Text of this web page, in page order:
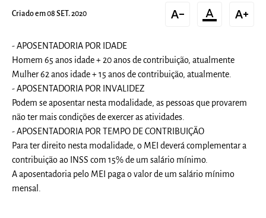
Criado em 08 SET. 2020 text_decrease format_color_text text_increase
- APOSENTADORIA POR IDADE
Homem 65 anos idade + 20 anos de contribuição, atualmente
Mulher 62 anos idade + 15 anos de contribuição, atualmente.
- APOSENTADORIA POR INVALIDEZ
Podem se aposentar nesta modalidade, as pessoas que provarem
não ter mais condições de exercer as atividades.
- APOSENTADORIA POR TEMPO DE CONTRIBUIÇÃO
Para ter direito nesta modalidade, o MEI deverá complementar a
contribuição ao INSS com 15% de um salário mínimo.
A aposentadoria pelo MEI paga o valor de um salário mínimo
mensal.